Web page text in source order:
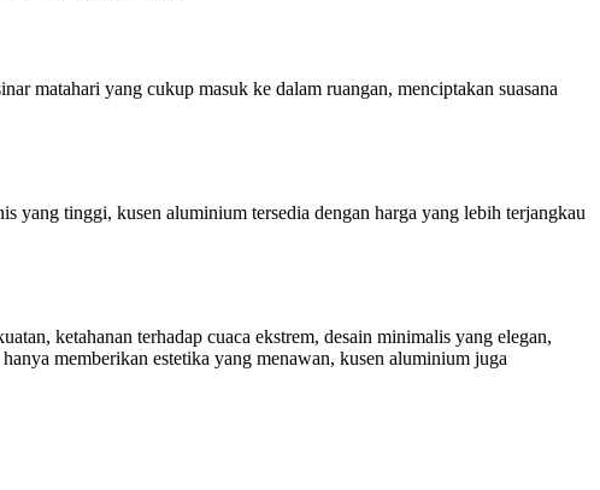
matahari yang cukup masuk ke dalam ruangan, menciptakan suasana
yang tinggi, kusen aluminium tersedia dengan harga yang lebih terjangkau
ketahanan terhadap cuaca ekstrem, desain minimalis yang elegan,
memberikan estetika yang menawan, kusen aluminium juga